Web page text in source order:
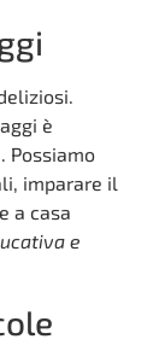
è
Possiamo
imparare il
a casa
e